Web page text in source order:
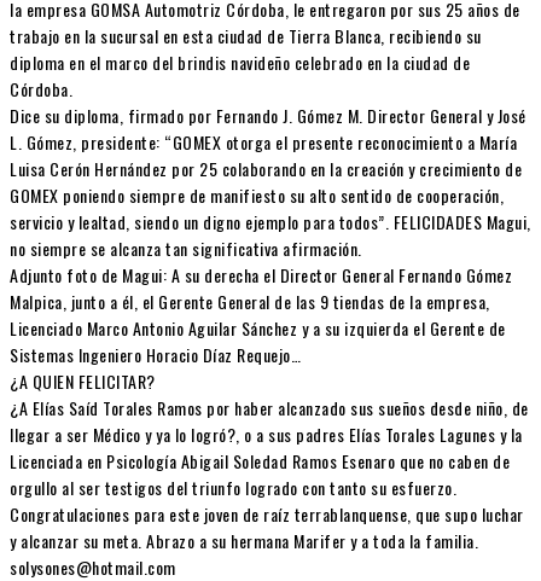
la empresa GOMSA Automotriz Córdoba, le entregaron por sus 25 años de
trabajo en la sucursal en esta ciudad de Tierra Blanca, recibiendo su
diploma en el marco del brindis navideño celebrado en la ciudad de
Córdoba.
Dice su diploma, firmado por Fernando J. Gómez M. Director General y José
L. Gómez, presidente: “GOMEX otorga el presente reconocimiento a María
Luisa Cerón Hernández por 25 colaborando en la creación y crecimiento de
GOMEX poniendo siempre de manifiesto su alto sentido de cooperación,
servicio y lealtad, siendo un digno ejemplo para todos”. FELICIDADES Magui,
no siempre se alcanza tan significativa afirmación.
Adjunto foto de Magui: A su derecha el Director General Fernando Gómez
Malpica, junto a él, el Gerente General de las 9 tiendas de la empresa,
Licenciado Marco Antonio Aguilar Sánchez y a su izquierda el Gerente de
Sistemas Ingeniero Horacio Díaz Requejo…
¿A QUIEN FELICITAR?
¿A Elías Saíd Torales Ramos por haber alcanzado sus sueños desde niño, de
llegar a ser Médico y ya lo logró?, o a sus padres Elías Torales Lagunes y la
Licenciada en Psicología Abigail Soledad Ramos Esenaro que no caben de
orgullo al ser testigos del triunfo logrado con tanto su esfuerzo.
Congratulaciones para este joven de raíz terrablanquense, que supo luchar
y alcanzar su meta. Abrazo a su hermana Marifer y a toda la familia.
solysones@hotmail.com